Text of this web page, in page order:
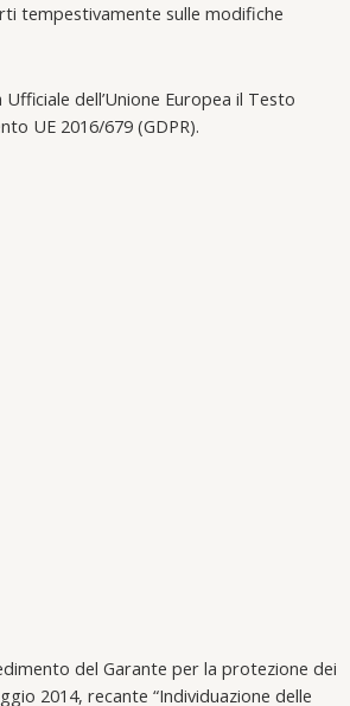
tempestivamente sulle modifiche
dell’Unione Europea il Testo
UE 2016/679 (GDPR).
del Garante per la protezione dei
2014, recante “Individuazione delle